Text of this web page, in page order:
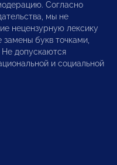
Согласно
мы не
нецензурную лексику
букв точками,
допускаются
и социальной